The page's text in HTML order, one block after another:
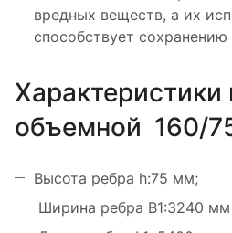
вредных веществ, а их
способствует
Характеристики
объемной 160/
Высота ребра h:75 мм;
Ширина ребра В1:3240 мм